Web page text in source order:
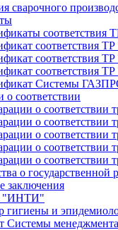
сварочного
соответствия
соответствия
соответствия
соответствия
Системы
о соответствии
о соответствии
о соответствии
о соответствии
о соответствии
о соответствии
о государственной
заключения
гигиены и
Системы менеджмента